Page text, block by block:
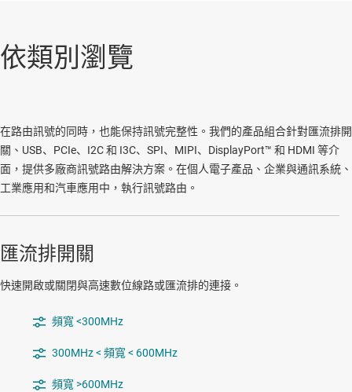
依類別瀏覽
在路由訊號的同時，也能保持訊號完整性。我們的產品組合針對匯流排開
關、USB、PCIe、I2C 和 I3C、SPI、MIPI、DisplayPort™ 和 HDMI 等介
面，提供多廠商訊號路由解決方案。在個人電子產品、企業與通訊系統、
工業應用和汽車應用中，執行訊號路由。
匯流排開關
快速開啟或關閉與高速數位線路或匯流排的連接。
頻寬 <300MHz
300MHz < 頻寬 < 600MHz
頻寬 >600MHz